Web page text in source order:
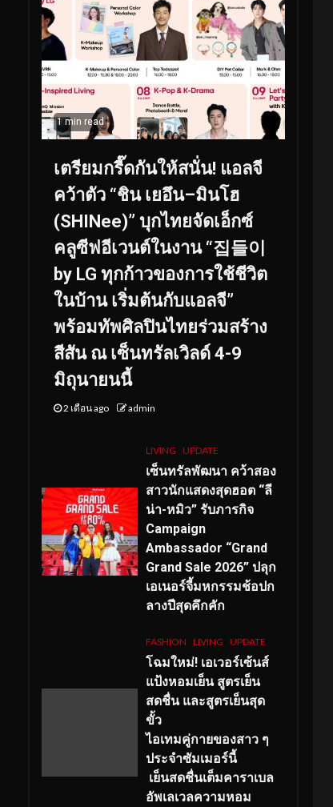
1 min read
เตรียมกรี๊ดกันให้สนั่น! แอลจี
คว้าตัว “ชิน เยอึน–มินโฮ
(SHINee)” บุกไทยจัดเอ็กซ์
คลูซีฟอีเวนต์ในงาน “집들이
by LG ทุกก้าวของการใช้ชีวิต
ในบ้าน เริ่มต้นกับแอลจี”
พร้อมทัพศิลปินไทยร่วมสร้าง
สีสัน ณ เซ็นทรัลเวิลด์ 4-9
มิถุนายนนี้
2 เดือน ago admin
LIVING UPDATE
เซ็นทรัลพัฒนา คว้าสอง
สาวนักแสดงสุดฮอต “ลี
น่า-หมิว” รับภารกิจ
Campaign
Ambassador “Grand
Grand Sale 2026” ปลุก
เอเนอร์จี้มหกรรมช้อปก
ลางปีสุดคึกคัก
FASHION LIVING UPDATE
โฉมใหม่! เอเวอร์เซ้นส์
แป้งหอมเย็น สูตรเย็น
สดชื่น และสูตรเย็นสุด
ขั้ว
ไอเทมคู่กายของสาว ๆ
ประจำซัมเมอร์นี้
เย็นสดชื่นเต็มคาราเบล
อัพเลเวลความหอม